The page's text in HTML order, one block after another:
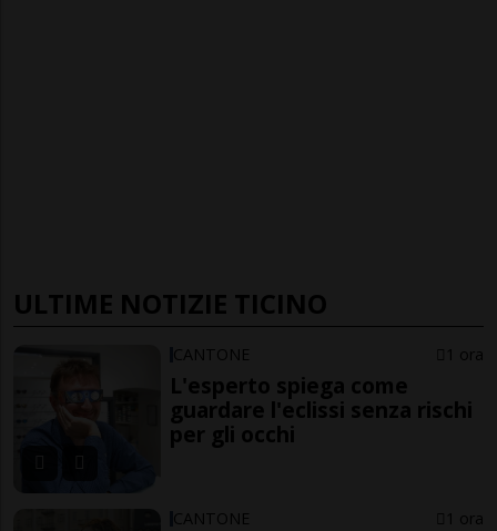
ULTIME NOTIZIE TICINO
CANTONE 1 ora
L'esperto spiega come
guardare l'eclissi senza rischi
per gli occhi
CANTONE 1 ora